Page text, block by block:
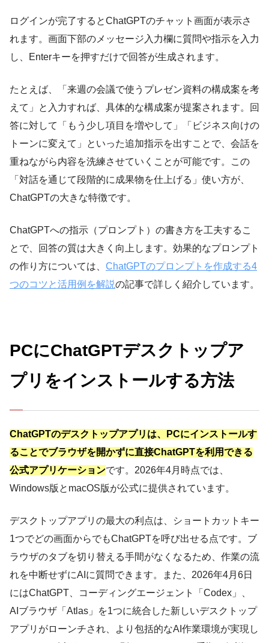
ログインが完了するとChatGPTのチャット画面が表示さ
れます。画面下部のメッセージ入力欄に質問や指示を入力
し、Enterキーを押すだけで回答が生成されます。
たとえば、「来週の会議で使うプレゼン資料の構成案を考
えて」と入力すれば、具体的な構成案が提案されます。回
答に対して「もう少し項目を増やして」「ビジネス向けの
トーンに変えて」といった追加指示を出すことで、会話を
重ねながら内容を洗練させていくことが可能です。この
「対話を通じて段階的に成果物を仕上げる」使い方が、
ChatGPTの大きな特徴です。
ChatGPTへの指示（プロンプト）の書き方を工夫するこ
とで、回答の質は大きく向上します。効果的なプロンプト
の作り方については、 ChatGPTのプロンプトを作成する4
つのコツと活用例を解説の記事で詳しく紹介しています。
PCにChatGPTデスクトップア
プリをインストールする方法
ChatGPTのデスクトップアプリは、PCにインストールす
ることでブラウザを開かずに直接ChatGPTを利用できる
公式アプリケーションです。2026年4月時点では、
Windows版とmacOS版が公式に提供されています。
デスクトップアプリの最大の利点は、ショートカットキー
1つでどの画面からでもChatGPTを呼び出せる点です。ブ
ラウザのタブを切り替える手間がなくなるため、作業の流
れを中断せずにAIに質問できます。また、2026年4月6日
にはChatGPT、コーディングエージェント「Codex」、
AIブラウザ「Atlas」を1つに統合した新しいデスクトップ
アプリがローンチされ、より包括的なAI作業環境が実現し